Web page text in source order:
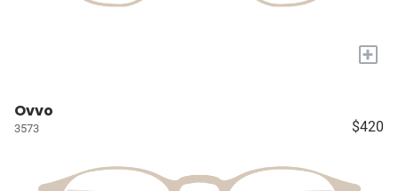
+
Ovvo
3573 $420